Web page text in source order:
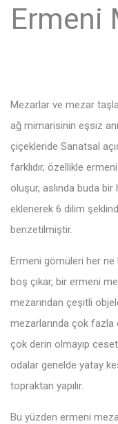
Ermeni
Mezarlar ve mezar
ağ mimarisinin eşsiz
çiçekleride Sanatsal
farklıdır, özellikle
oluşur, aslında buda
eklenerek 6 dilim
benzetilmiştir.
Ermeni gömüleri her ne
boş çıkar, bir ermeni
mezarından çeşitli
mezarlarında çok fazla
çok derin olmayıp
odalar genelde yatay
topraktan yapılır.
Bu yüzden ermeni